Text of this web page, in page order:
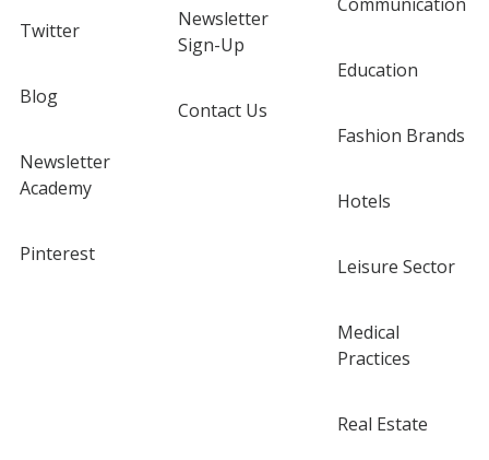
Twitter
Blog
Newsletter
Academy
Pinterest
Newsletter
Sign-Up
Contact Us
Education
Fashion Brands
Hotels
Leisure Sector
Medical
Practices
Real Estate